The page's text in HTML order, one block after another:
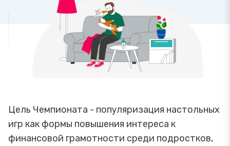
Цель Чемпионата - популяризация настольных
игр как формы повышения интереса к
финансовой грамотности среди подростков,